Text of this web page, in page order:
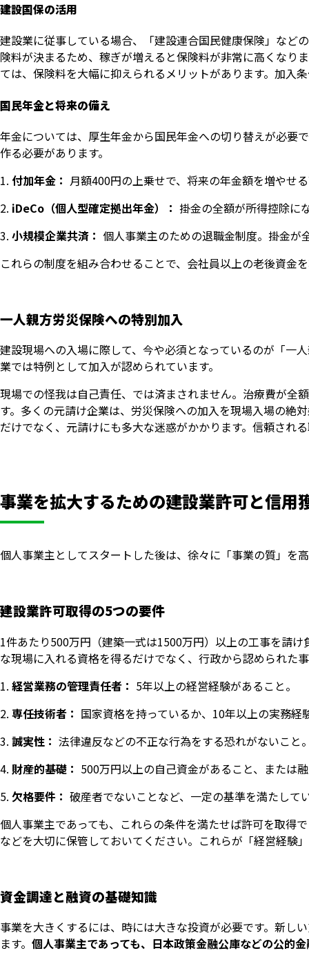
建設国保の活用
建設業に従事している場合、「建設連合国民健康保険」など
険料が決まるため、稼ぎが増えると保険料が非常に高くなり
ては、保険料を大幅に抑えられるメリットがあります。加入
国民年金と将来の備え
年金については、厚生年金から国民年金への切り替えが必要
作る必要があります。
付加年金： 月額400円の上乗せで、将来の年金額を増やせ
iDeCo（個人型確定拠出年金）： 掛金の全額が所得控除に
小規模企業共済： 個人事業主のための退職金制度。掛金
これらの制度を組み合わせることで、会社員以上の老後資金
一人親方労災保険への特別加入
建設現場への入場に際して、今や必須となっているのが「一
業では特例として加入が認められています。
現場での怪我は自己責任、では済まされません。治療費が全
す。多くの元請け企業は、労災保険への加入を現場入場の絶
だけでなく、元請けにも多大な迷惑がかかります。信頼され
事業を拡大するための建設業許可と信用
個人事業主としてスタートした後は、徐々に「事業の質」を
建設業許可取得の5つの要件
1件あたり500万円（建築一式は1500万円）以上の工事を請
な現場に入れる資格を得るだけでなく、行政から認められた
経営業務の管理責任者： 5年以上の経営経験があること。
専任技術者： 国家資格を持っているか、10年以上の実務経
誠実性： 法律違反などの不正な行為をする恐れがないこと
財産的基礎： 500万円以上の自己資金があること、または
欠格要件： 破産者でないことなど、一定の基準を満たして
個人事業主であっても、これらの条件を満たせば許可を取得
などを大切に保管しておいてください。これらが「経営経験
資金調達と融資の基礎知識
事業を大きくするには、時には大きな投資が必要です。新し
ます。 個人事業主であっても、日本政策金融公庫などの公的